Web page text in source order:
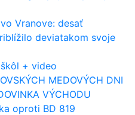
Vranove: desať
deviatakom svoje
+ video
MEDOVÝCH DNI
VÝCHODU
oproti BD 819